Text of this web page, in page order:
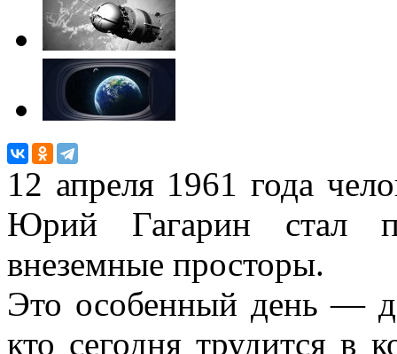
12 апреля 1961 года
Юрий Гагарин стал
внеземные просторы.
Это особенный день —
кто сегодня трудится в